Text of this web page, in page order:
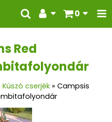
0
Red
Kúszó cserjék » Campsis